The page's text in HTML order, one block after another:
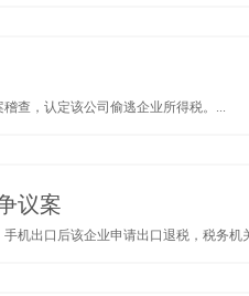
查，认定该公司偷逃企业所得税。...
议案
机出口后该企业申请出口退税，税务